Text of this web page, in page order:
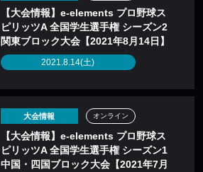
【大会情報】e-elements プロ野球ス
ピリッツA 全国学生選手権 シーズン2
関東ブロック大会【2021年8月14日】
2021.8.14(土)
大会情報
【大会情報】e-elements プロ野球ス
ピリッツA 全国学生選手権 シーズン1
中国・四国ブロック大会【2021年7月
オンライン